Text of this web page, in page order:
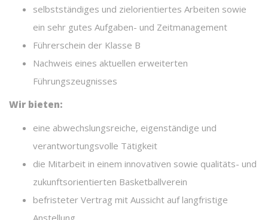
selbstständiges und zielorientiertes Arbeiten sowie
ein sehr gutes Aufgaben- und Zeitmanagement
Führerschein der Klasse B
Nachweis eines aktuellen erweiterten
Führungszeugnisses
Wir bieten:
eine abwechslungsreiche, eigenständige und
verantwortungsvolle Tätigkeit
die Mitarbeit in einem innovativen sowie qualitäts- und
zukunftsorientierten Basketballverein
befristeter Vertrag mit Aussicht auf langfristige